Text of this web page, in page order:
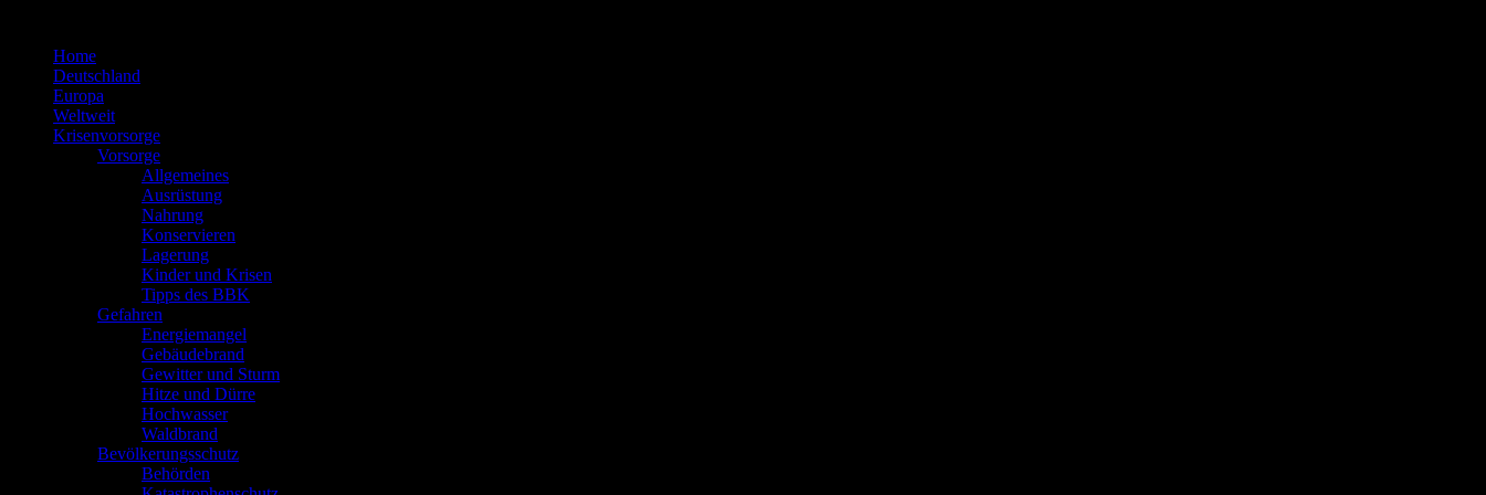
springenHome
Deutschland
Europa
Weltweit
Krisenvorsorge
Vorsorge
Allgemeines
Ausrüstung
Nahrung
Konservieren
Lagerung
Kinder und Krisen
Tipps des BBK
Gefahren
Energiemangel
Gebäudebrand
Gewitter und Sturm
Hitze und Dürre
Hochwasser
Waldbrand
Bevölkerungsschutz
Behörden